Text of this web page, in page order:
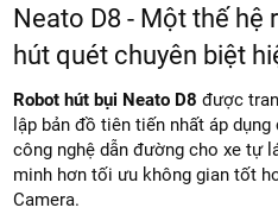
Neato D8 - Một thế hệ
hút quét chuyên biệt
Robot hút bụi Neato D8 được
lập bản đồ tiên tiến nhất áp
công nghệ dẫn đường cho xe tự
minh hơn tối ưu không gian tốt
Camera.